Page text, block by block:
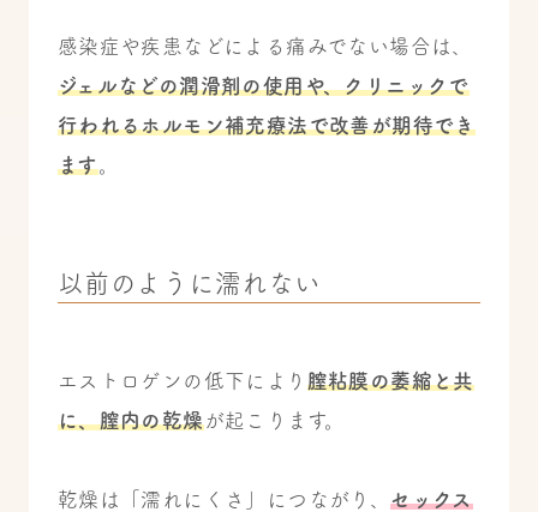
感染症や疾患などによる痛みでない場合は、
ジェルなどの潤滑剤の使用や、クリニックで
行われるホルモン補充療法で改善が期待でき
ます。
以前のように濡れない
エストロゲンの低下により 膣粘膜の萎縮と共
に、膣内の乾燥が起こります。
乾燥は「濡れにくさ」につながり、セックス